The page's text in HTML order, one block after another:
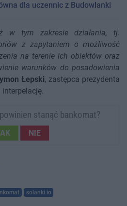
dla uczennic z Budowlanki
w tym zakresie działania, tj.
z zapytaniem o możliwość
na terenie ich obiektów oraz
warunków do posadowienia
Łepski, zastępca prezydenta
stanąć bankomat?
NIE
solanki.io